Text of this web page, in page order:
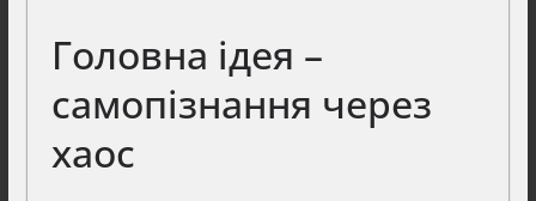
Головна ідея –
самопізнання через
хаос